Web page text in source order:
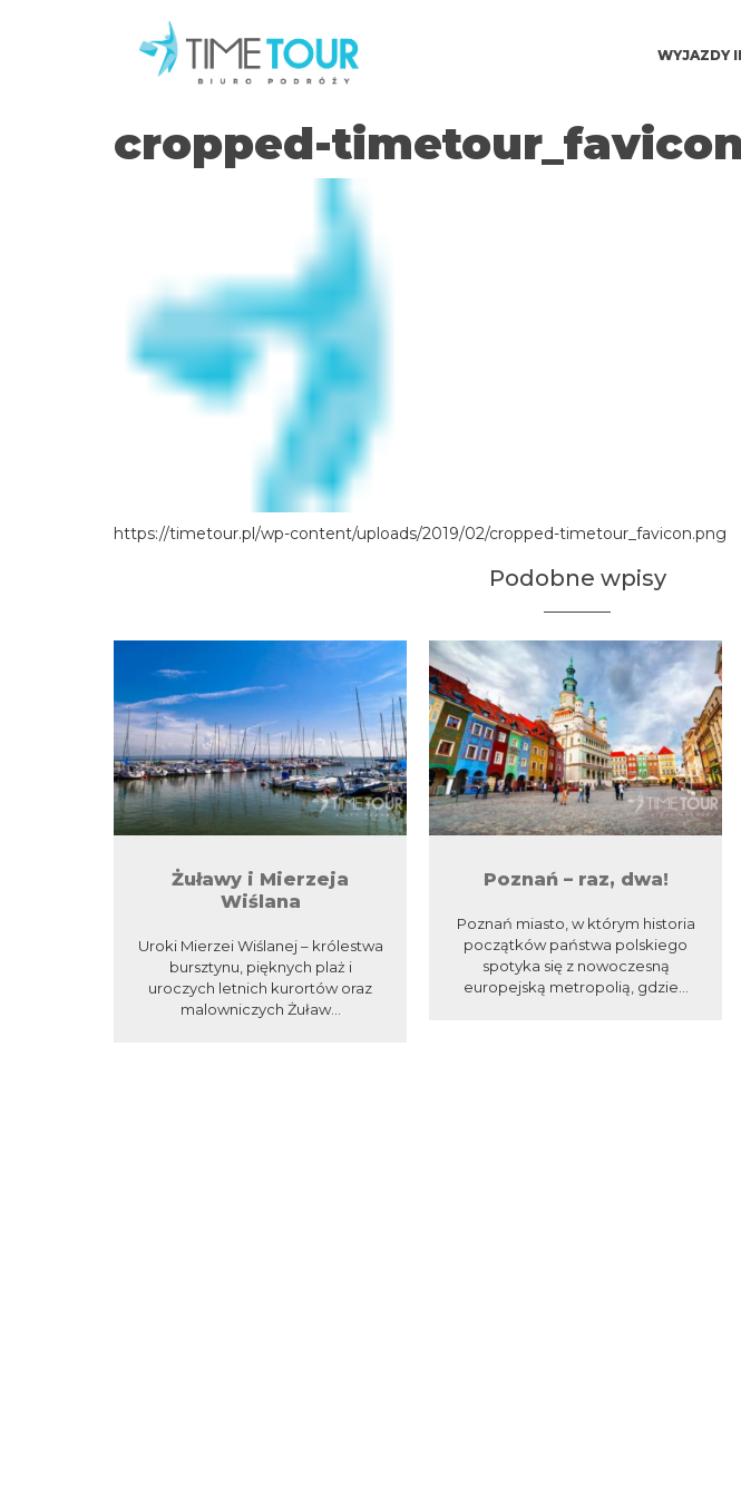
WYJAZDY
cropped-
https://timetour.pl/wp-content/uploads/2019/02/cropped-timetour_favicon.png
Podobne wpisy
Żuławy i Mierzeja
Wiślana
Uroki Mierzei Wiślanej – królestwa
bursztynu, pięknych plaż i
uroczych letnich kurortów oraz
malowniczych Żuław...
Poznań – raz, dwa!
Poznań miasto, w którym historia
początków państwa polskiego
spotyka się z nowoczesną
europejską metropolią, gdzie...